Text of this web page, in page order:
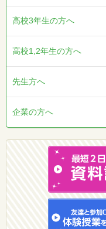
高校3年生の方へ
高校1,2年生の方へ
先生方へ
企業の方へ